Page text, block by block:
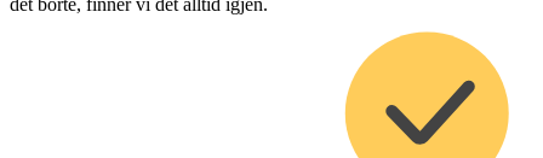
det borte, finner vi det alltid igjen.